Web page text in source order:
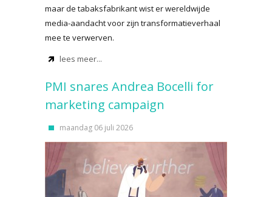
maar de tabaksfabrikant wist er wereldwijde
media-aandacht voor zijn transformatieverhaal
mee te verwerven.
lees meer...
PMI snares Andrea Bocelli for
marketing campaign
maandag 06 juli 2026